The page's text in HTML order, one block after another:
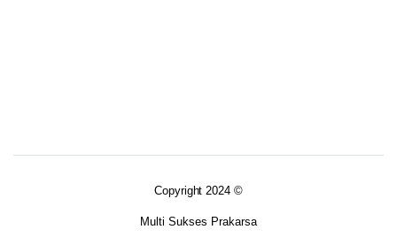
Copyright 2024 ©
Multi Sukses Prakarsa